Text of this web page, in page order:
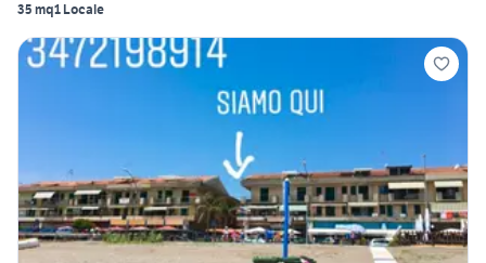
35 mq1 Locale